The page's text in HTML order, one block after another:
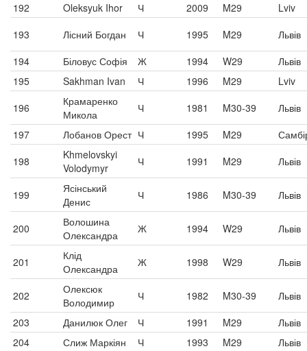
192
Oleksyuk Ihor Ч 2009 M29
Lviv
193
Лісний Богдан Ч 1995 M29
Львів
194
Біловус Софія Ж 1994 W29
Львів
195
Sakhman Ivan Ч 1996 M29
Lviv
196
Крамаренко
Микола
Ч 1981 M30-39
Львів
197
Лобанов Орест Ч 1995 M29
198
Khmelovskyi
Volodymyr
Ч 1991 M29 Львів
199
Ясінський
Денис
Ч 1986 M30-39 Львів
200
Волошина
Олександра
Ж 1994 W29 Львів
201
Клід
Олександра
Ж 1998 W29 Львів
202
Олексюк
Володимир
Ч 1982 M30-39
Львів
203
Данилюк Олег Ч 1991 M29
Львів
204
Слиж Маркіян Ч 1993 M29
Львів